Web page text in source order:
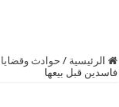
الرئيسية / حوادث وقضايا
فاسدين قبل بيعها